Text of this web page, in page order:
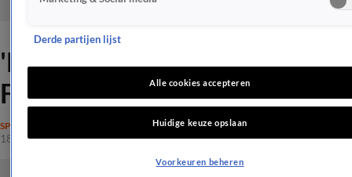
'Nieuwe spin-off is hardcore
Flodder'
SPRAAKMAKEND
18 mei 2026, 19:16
Derde partijen lijst
Alle cookies accepteren
Huidige keuze opslaan
Voorkeuren beheren